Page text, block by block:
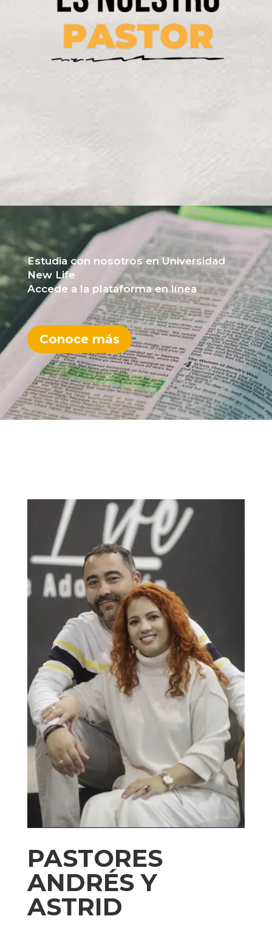
Estudia con nosotros en Universidad
New Life
Accede a la plataforma en línea
Conoce más
PASTORES
ANDRÉS Y
ASTRID